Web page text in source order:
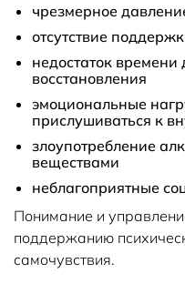
чрезмерное
отсутствие
недостаток
восстановления
эмоциональные
прислушиваться к
злоупотребление
веществами
неблагоприятные
Понимание и
поддержанию
самочувствия.